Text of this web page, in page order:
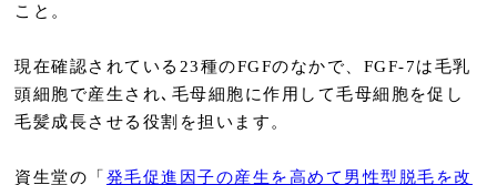
こと。
現在確認されている23種のFGFのなかで、FGF-7は毛乳
頭細胞で産生され､毛母細胞に作用して毛母細胞を促し
毛髪成長させる役割を担います。
資生堂の「 発毛促進因子の産生を高めて男性型脱毛を改